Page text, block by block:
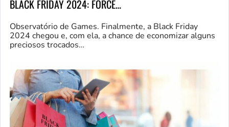
BLACK FRIDAY 2024: FORCE…
Observatório de Games. Finalmente, a Black Friday
2024 chegou e, com ela, a chance de economizar alguns
preciosos trocados…